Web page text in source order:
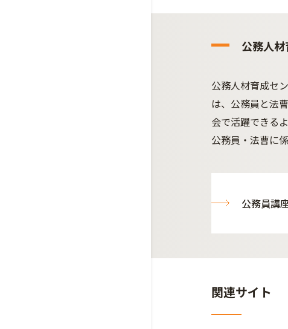
公務人
公務人材育成セ
は、公務員と法
会で活躍できる
公務員・法曹に
公務員講
関連サイト